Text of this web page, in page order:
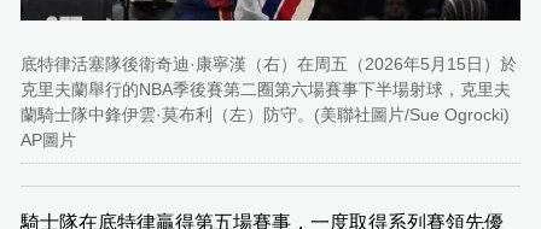
底特律活塞隊後衛奇迪·康寧漢（右）在周五（2026年5月15日）於
克里夫蘭舉行的NBA季後賽第二圈第六場賽事下半場射球，克里夫
蘭騎士隊中鋒伊雲·莫布利（左）防守。(美聯社圖片/Sue Ogrocki)
AP圖片
騎士隊在底特律贏得第五場賽事，一度取得系列賽領先優